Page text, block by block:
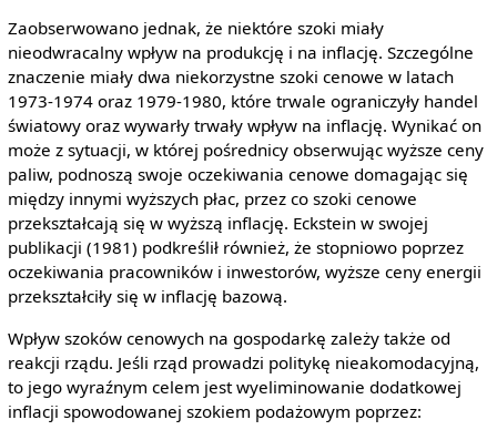
Zaobserwowano jednak, że niektóre szoki miały
nieodwracalny wpływ na produkcję i na inflację. Szczególne
znaczenie miały dwa niekorzystne szoki cenowe w latach
1973-1974 oraz 1979-1980, które trwale ograniczyły handel
światowy oraz wywarły trwały wpływ na inflację. Wynikać on
może z sytuacji, w której pośrednicy obserwując wyższe ceny
paliw, podnoszą swoje oczekiwania cenowe domagając się
między innymi wyższych płac, przez co szoki cenowe
przekształcają się w wyższą inflację. Eckstein w swojej
publikacji (1981) podkreślił również, że stopniowo poprzez
oczekiwania pracowników i inwestorów, wyższe ceny energii
przekształciły się w inflację bazową.
Wpływ szoków cenowych na gospodarkę zależy także od
reakcji rządu. Jeśli rząd prowadzi politykę nieakomodacyjną,
to jego wyraźnym celem jest wyeliminowanie dodatkowej
inflacji spowodowanej szokiem podażowym poprzez: